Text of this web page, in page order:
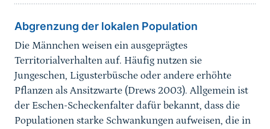
Abgrenzung der lokalen Population
Die Männchen weisen ein ausgeprägtes
Territorialverhalten auf. Häufig nutzen sie
Jungeschen, Ligusterbüsche oder andere erhöhte
Pflanzen als Ansitzwarte (Drews 2003). Allgemein ist
der Eschen-Scheckenfalter dafür bekannt, dass die
Populationen starke Schwankungen aufweisen, die in